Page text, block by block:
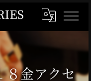
金アクセ